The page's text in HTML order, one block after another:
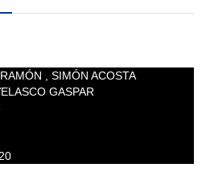
, SIMÓN ACOSTA
GASPAR